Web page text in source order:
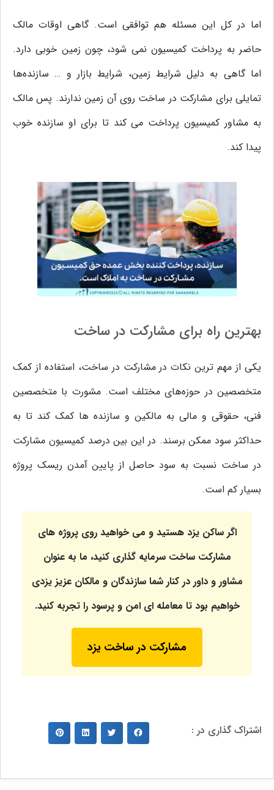
اما در کل این مسئله‌ هم توافقی است. گاهی اوقات مالک
حاضر به پرداخت کمیسیون نمی‌ شود، چون زمین خوبی دارد.
اما گاهی به دلیل شرایط زمین، شرایط بازار و … سازنده‌ها
تمایلی برای مشارکت در ساخت روی آن زمین ندارند. پس مالک
به مشاور کمیسیون پرداخت می کند تا برای او سازنده خوب
پیدا کند.
بهترین راه برای مشارکت در ساخت
یکی از مهم ترین نکات در مشارکت در ساخت، استفاده از کمک
متخصصین در حوزه‌های مختلف است. مشورت با متخصصین
فنی، حقوقی و مالی به مالکین و سازنده ها کمک کند تا به
حداکثر سود ممکن برسند. در این بین درصد کمیسیون مشارکت
در ساخت نسبت به سود حاصل از پایین آمدن ریسک پروژه
بسیار کم است.
اگر ساکن یزد هستید و می خواهید روی پروژه های
مشارکت ساخت سرمایه گذاری کنید، ما به عنوان
مشاور و داور در کنار شما سازندگان و مالکان عزیز یزدی
خواهیم بود تا معامله ای امن و پرسود را تجربه کنید.
مشارکت در ساخت یزد
اشتراک گذاری در :